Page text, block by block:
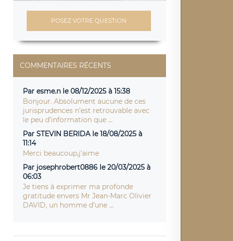
POSEZ VOTRE QUESTION
COMMENTAIRES RÉCENTS
Par esme.n le 08/12/2025 à 15:38
Bonjour. Absolument aucune de ces
jurisprudences n’est retrouvable avec
le peu d’information que ...
Par STEVIN BERIDA le 18/08/2025 à
11:14
Merci beaucoup,j'aime
Par josephrobert0886 le 20/03/2025 à
06:03
Je tiens à exprimer ma profonde
gratitude envers Mr Jean-Marc Olivier
DAVID, un homme d’une ...